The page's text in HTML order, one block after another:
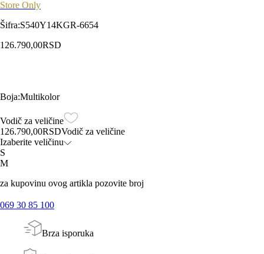
Store Only
Šifra:S540Y14KGR-6654
126.790,00RSD
Boja:Multikolor
Vodič za veličine
126.790,00RSDVodič za veličine
Izaberite veličinu
S
M
za kupovinu ovog artikla pozovite broj
069 30 85 100
Brza isporuka